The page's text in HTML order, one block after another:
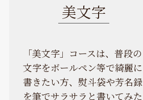
美文字
「美文字」コースは、普段の
文字をボールペン等で綺麗に
書きたい方、熨斗袋や芳名録
を筆でサラサラと書いてみた